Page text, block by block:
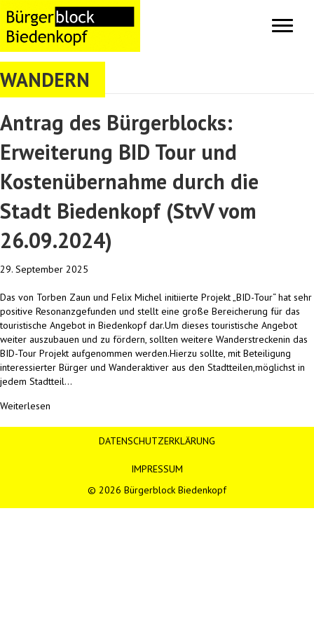
WANDERN
Antrag des Bürgerblocks:
Erweiterung BID Tour und
Kostenübernahme durch die
Stadt Biedenkopf (StvV vom
26.09.2024)
29. September 2025
Das von Torben Zaun und Felix Michel initiierte Projekt „BID-Tour“ hat sehr
positive Resonanzgefunden und stellt eine große Bereicherung für das
touristische Angebot in Biedenkopf dar.Um dieses touristische Angebot
weiter auszubauen und zu fördern, sollten weitere Wanderstreckenin das
BID-Tour Projekt aufgenommen werden.Hierzu sollte, mit Beteiligung
interessierter Bürger und Wanderaktiver aus den Stadtteilen,möglichst in
jedem Stadtteil…
Weiterlesen
© 2026 Bürgerblock Biedenkopf
DATENSCHUTZERKLÄRUNG
IMPRESSUM